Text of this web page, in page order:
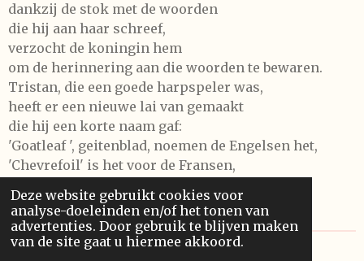
Deze website gebruikt cookies voor
analyse-doeleinden en/of het tonen van
advertenties. Door gebruik te blijven maken
van de site gaat u hiermee akkoord.
dankzij de stok met de woorden
die hij aan haar schreef,
verzocht de koningin hem
om de herinnering aan die woorden te bewaren.
Tristan, die een goede harpspeler was,
heeft er een nieuwe lai van gemaakt
die hij een korte naam gaf:
'Goatleaf ', geitenblad, noemen de Engelsen het,
'Chevrefoil' is het voor de Fransen,
naar waarheid verteld.